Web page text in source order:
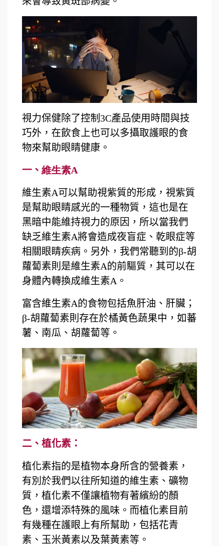
視力保健除了控制 3C產品使用時間與技
巧外，在飲食上也可以多攝取護眼的食
物來幫助眼睛健康。
一、 維生素A
維生素A可以幫助視紫質的形成，視紫質
是幫助眼睛感光的一種物質，這也是在
黑暗中能維持視力的原因，所以當我們
缺乏維生素A將會造成夜盲症、乾眼症等
相關眼睛疾病。另外，我們常聽到的β-胡
蘿蔔素則是維生素A的前驅質，其可以在
身體內轉換成維生素A。
富含維生素A的食物包括魚肝油、肝臟；
β-胡蘿蔔素則存在於橘黃色蔬果中，如蕃
薯、南瓜、胡蘿蔔等。
二、植化素：
植化素指的是植物本身所含的營養素，
有別於我們以往所知道的維生素、礦物
質，植化素不僅讓植物有著繽紛的顏
色，還增添特殊的風味。而植化素目前
有幾種在護眼上有所幫助，包括花青
素、玉米黃素以及葉黃素等。